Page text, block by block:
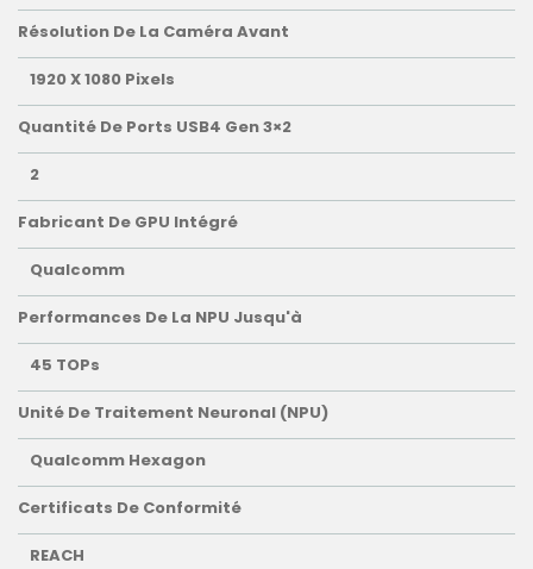
Résolution De La Caméra Avant
1920 X 1080 Pixels
Quantité De Ports USB4 Gen 3×2
2
Fabricant De GPU Intégré
Qualcomm
Performances De La NPU Jusqu'à
45 TOPs
Unité De Traitement Neuronal (NPU)
Qualcomm Hexagon
Certificats De Conformité
REACH